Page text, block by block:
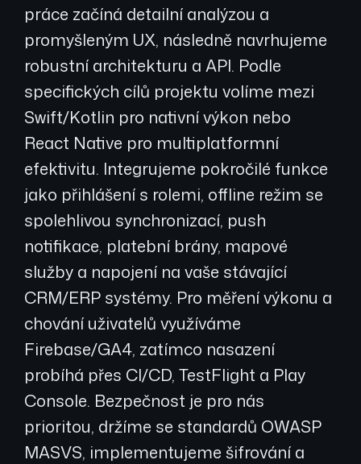
práce začíná detailní analýzou a
promyšleným UX, následně navrhujeme
robustní architekturu a API. Podle
specifických cílů projektu volíme mezi
Swift/Kotlin pro nativní výkon nebo
React Native pro multiplatformní
efektivitu. Integrujeme pokročilé funkce
jako přihlášení s rolemi, offline režim se
spolehlivou synchronizací, push
notifikace, platební brány, mapové
služby a napojení na vaše stávající
CRM/ERP systémy. Pro měření výkonu a
chování uživatelů využíváme
Firebase/GA4, zatímco nasazení
probíhá přes CI/CD, TestFlight a Play
Console. Bezpečnost je pro nás
prioritou, držíme se standardů OWASP
MASVS, implementujeme šifrování a